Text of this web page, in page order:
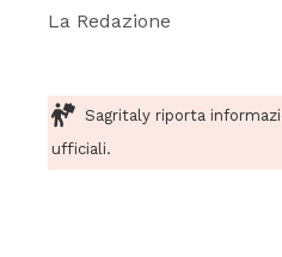
La Redazione
Sagritaly riporta
ufficiali.